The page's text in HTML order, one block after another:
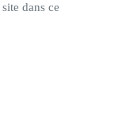
dans ce